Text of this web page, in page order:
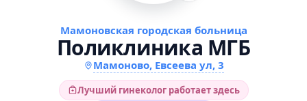
Мамоновская городская больница
Поликлиника МГБ
Мамоново, Евсеева ул, 3
Лучший гинеколог работает здесь